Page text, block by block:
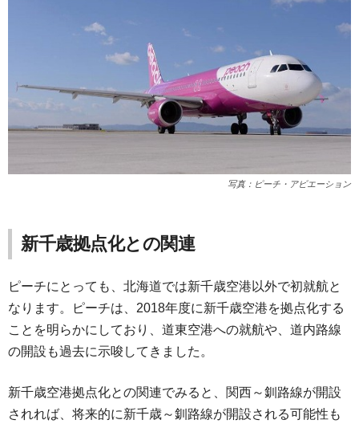
写真：ピーチ・アビエーション
新千歳拠点化との関連
ピーチにとっても、北海道では新千歳空港以外で初就航と
なります。ピーチは、2018年度に新千歳空港を拠点化する
ことを明らかにしており、道東空港への就航や、道内路線
の開設も過去に示唆してきました。
新千歳空港拠点化との関連でみると、関西～釧路線が開設
されれば、将来的に新千歳～釧路線が開設される可能性も